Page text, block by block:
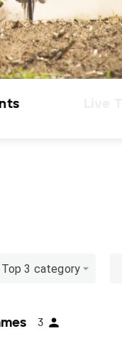
Top 3 category
3